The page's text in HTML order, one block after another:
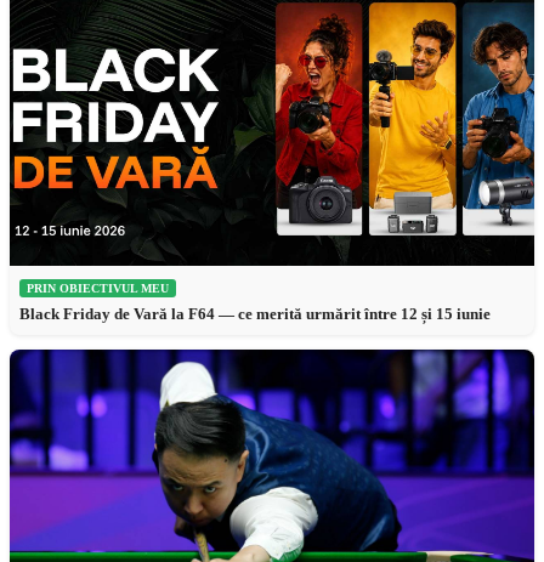
PRIN OBIECTIVUL MEU
Black Friday de Vară la F64 — ce merită urmărit între 12 și 15 iunie